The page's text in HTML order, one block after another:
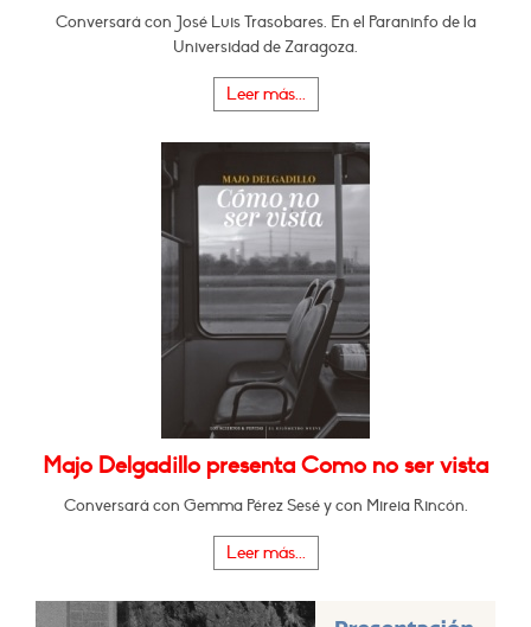
Conversará con José Luis Trasobares. En el Paraninfo de la
Universidad de Zaragoza.
Leer más...
Majo Delgadillo presenta Como no ser vista
Conversará con Gemma Pérez Sesé y con Mireia Rincón.
Leer más...